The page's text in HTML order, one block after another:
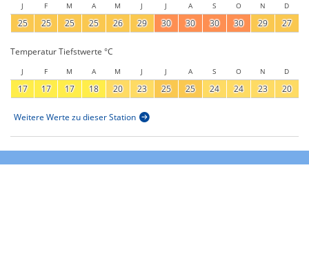
J F M A M J J A S O N D
25 25 25 25 26 29 30 30 30 30 29 27
Temperatur Tiefstwerte °C
J F M A M J J A S O N D
17 17 17 18 20 23 25 25 24 24 23 20
Weitere Werte zu dieser Station